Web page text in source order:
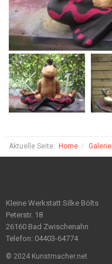
Aktuelle Seite: Home Galerie
Kleine Werkstatt Silke Bölts
Peterstr. 18
26160 Bad Zwischenahn
Telefon: 04403-64774
© 2024 Kunstmacher.net